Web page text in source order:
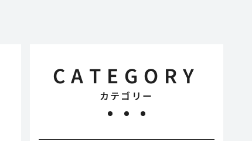
CATEGORY
カテゴリー